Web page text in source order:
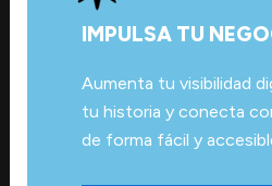
IMPULSA TU
Aumenta tu visibilidad
tu historia y conecta
de forma fácil y